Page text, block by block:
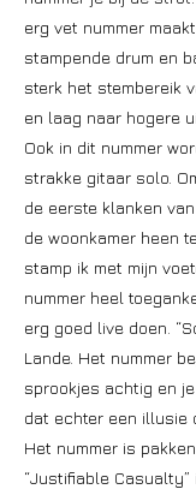
erg vet nummer
stampende drum en
sterk het stembereik
en laag naar hogere
Ook in dit nummer
strakke gitaar solo.
de eerste klanken
de woonkamer heen
stamp ik met mijn
nummer heel
erg goed live doen.
Lande. Het nummer
sprookjes achtig en
dat echter een illusie
Het nummer is
“Justifiable